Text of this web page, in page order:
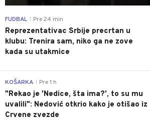
FUDBAL Pre 24 min
Reprezentativac Srbije precrtan u
klubu: Trenira sam, niko ga ne zove
kada su utakmice
KOŠARKA Pre 1 h
"Rekao je 'Nedice, šta ima?', to su mu
uvalili": Nedović otkrio kako je otišao iz
Crvene zvezde